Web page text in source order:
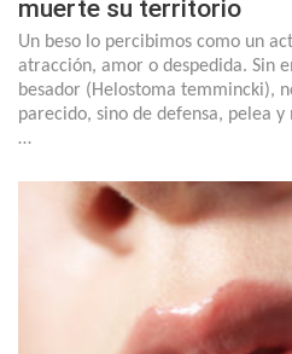
muerte su territorio
Un beso lo percibimos como un
atracción, amor o despedida. Sin
besador (Helostoma temmincki),
parecido, sino de defensa, pelea
…